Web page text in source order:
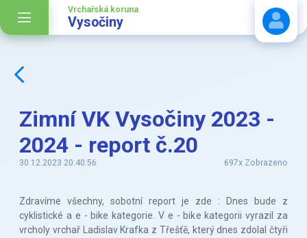
Vrchařská koruna
Vysočiny
Zimní VK Vysočiny 2023 -
2024 - report č.20
30.12.2023 20:40:56 697x Zobrazeno
Zdravíme všechny, sobotní report je zde : Dnes bude z
cyklistické a e - bike kategorie. V e - bike kategorii vyrazil za
vrcholy vrchař Ladislav Krafka z Třešťě, který dnes zdolal čtyři